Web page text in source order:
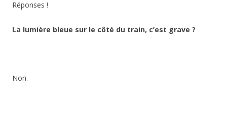
Réponses !
La lumière bleue sur le côté du train, c’est grave ?
Non.